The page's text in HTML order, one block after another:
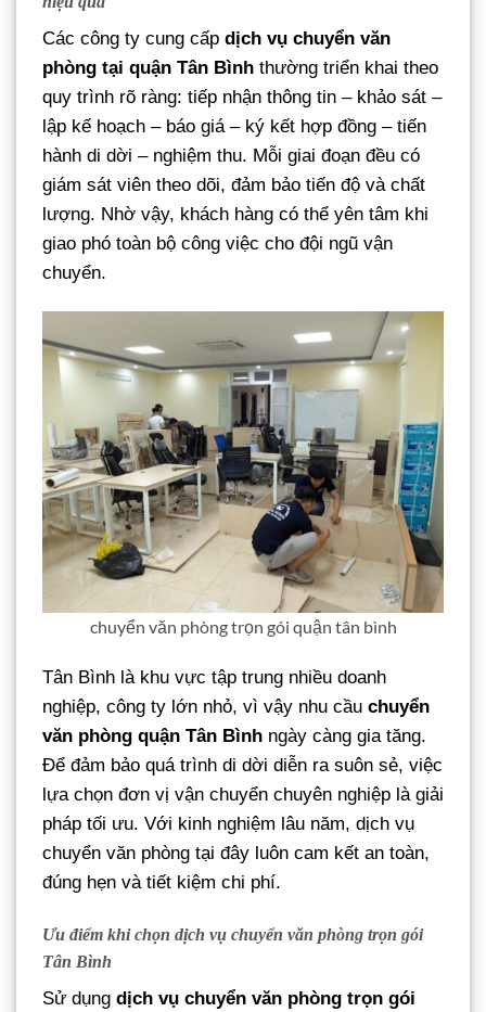
Các công ty cung cấp dịch vụ chuyển văn
phòng tại quận Tân Bình thường triển khai theo
quy trình rõ ràng: tiếp nhận thông tin – khảo sát –
lập kế hoạch – báo giá – ký kết hợp đồng – tiến
hành di dời – nghiệm thu. Mỗi giai đoạn đều có
giám sát viên theo dõi, đảm bảo tiến độ và chất
lượng. Nhờ vậy, khách hàng có thể yên tâm khi
giao phó toàn bộ công việc cho đội ngũ vận
chuyển.
chuyển văn phòng trọn gói quận tân bình
Tân Bình là khu vực tập trung nhiều doanh
nghiệp, công ty lớn nhỏ, vì vậy nhu cầu chuyển
văn phòng quận Tân Bình ngày càng gia tăng.
Để đảm bảo quá trình di dời diễn ra suôn sẻ, việc
lựa chọn đơn vị vận chuyển chuyên nghiệp là giải
pháp tối ưu. Với kinh nghiệm lâu năm, dịch vụ
chuyển văn phòng tại đây luôn cam kết an toàn,
đúng hẹn và tiết kiệm chi phí.
Ưu điểm khi chọn dịch vụ chuyển văn phòng trọn gói
Tân Bình
Sử dụng dịch vụ chuyển văn phòng trọn gói